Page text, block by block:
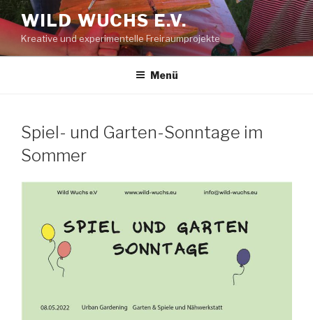
Zum
Inhalt
springen
WILD WUCHS E.V.
Kreative und experimentelle Freiraumprojekte
Menü
Spiel- und Garten-Sonntage im
Sommer